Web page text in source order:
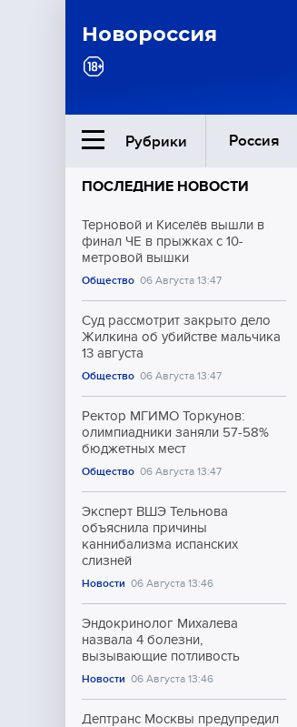
Новороссия
Рубрики Россия
Ближний Восток
Общество
Культура
ПОСЛЕДНИЕ НОВОСТИ
Терновой и Киселёв вышли в
финал ЧЕ в прыжках с 10-
метровой вышки
Общество 06 Августа 13:47
Суд рассмотрит закрыто дело
Жилкина об убийстве мальчика
13 августа
Общество 06 Августа 13:47
Ректор МГИМО Торкунов:
олимпиадники заняли 57-58%
бюджетных мест
Общество 06 Августа 13:47
Эксперт ВШЭ Тельнова
объяснила причины
каннибализма испанских
слизней
Новости 06 Августа 13:46
Эндокринолог Михалева
назвала 4 болезни,
вызывающие потливость
Новости 06 Августа 13:46
Дептранс Москвы предупредил